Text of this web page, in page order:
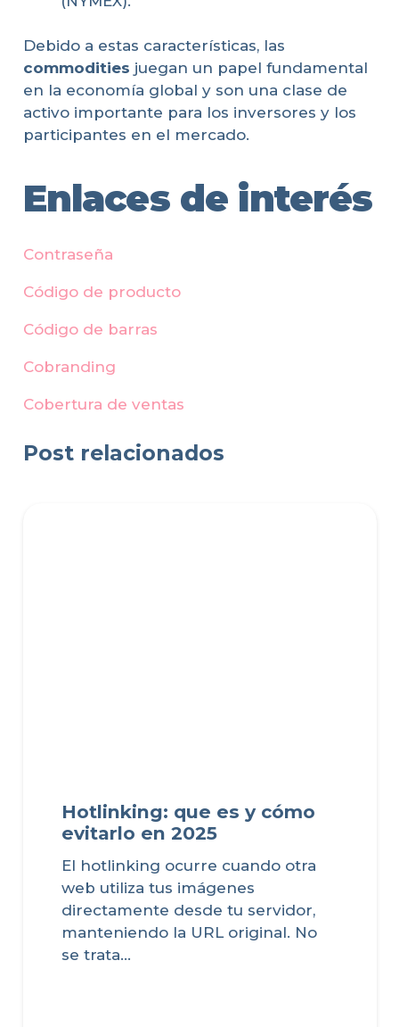
Debido a estas características, las
commodities juegan un papel fundamental
en la economía global y son una clase de
activo importante para los inversores y los
participantes en el mercado.
Enlaces de interés
Contraseña
Código de producto
Código de barras
Cobranding
Cobertura de ventas
Post relacionados
Hotlinking: que es y cómo
evitarlo en 2025
El hotlinking ocurre cuando otra
web utiliza tus imágenes
directamente desde tu servidor,
manteniendo la URL original. No
se trata…